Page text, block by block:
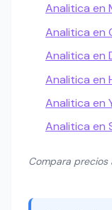
Analitica en
Analitica en
Analitica en
Analitica en
Analitica en
Analitica en
Compara precios